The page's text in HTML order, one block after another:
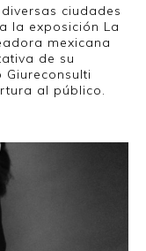
ciudades
la exposición La
mexicana
de su
al público.